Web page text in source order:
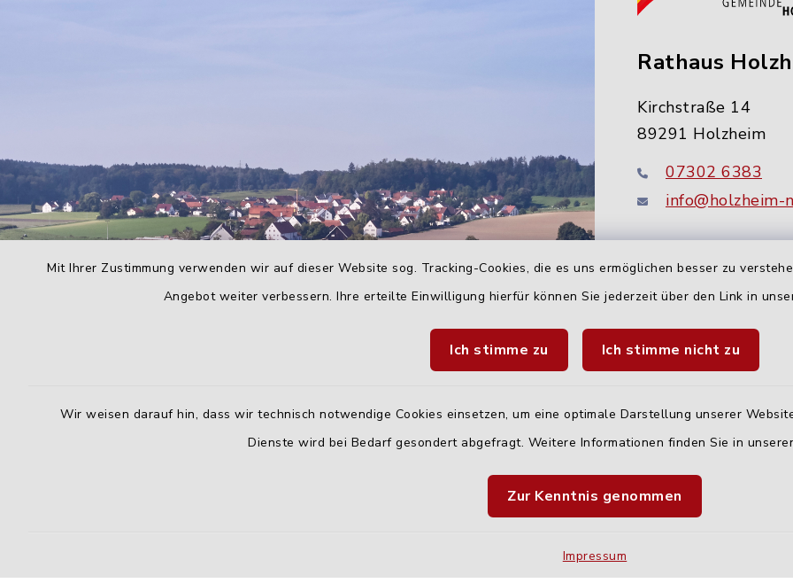
Mit Ihrer Zustimmung verwenden wir auf dieser Website sog. Tracking-Cookies, die es uns ermöglichen besser zu
Angebot weiter verbessern. Ihre erteilte Einwilligung hierfür können Sie jederzeit über den Link in
Ich stimme zu Ich stimme nicht zu
Wir weisen darauf hin, dass wir technisch notwendige Cookies einsetzen, um eine optimale Darstellung unserer
Dienste wird bei Bedarf gesondert abgefragt. Weitere Informationen finden Sie in
Zur Kenntnis genommen
Impressum
Rathaus
Kirchstraße 14
89291 Holzheim
07302 6383
info@holzheim-
Quicklinks
Fahrplanauskunft